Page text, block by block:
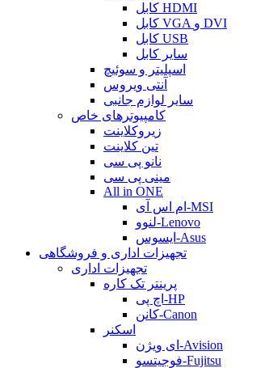
کابل HDMI
کابل VGA و DVI
کابل USB
سایر کابل
اسپلیتر و سوئیچ
آنتی ویروس
سایر لوازم جانبی
کامپیوترهای خاص
زیروکلاینت
تین کلاینت
نانو پی سی
مینی پی سی
All in ONE
ام اس آی-MSI
لنوو-Lenovo
ایسوس-Asus
تجهیزات اداری و فروشگاهی
تجهیزات اداری
پرینتر تک کاره
اچ پی-HP
کانن-Canon
اسکنر
ای ویژن-Avision
فوجیتسو-Fujitsu